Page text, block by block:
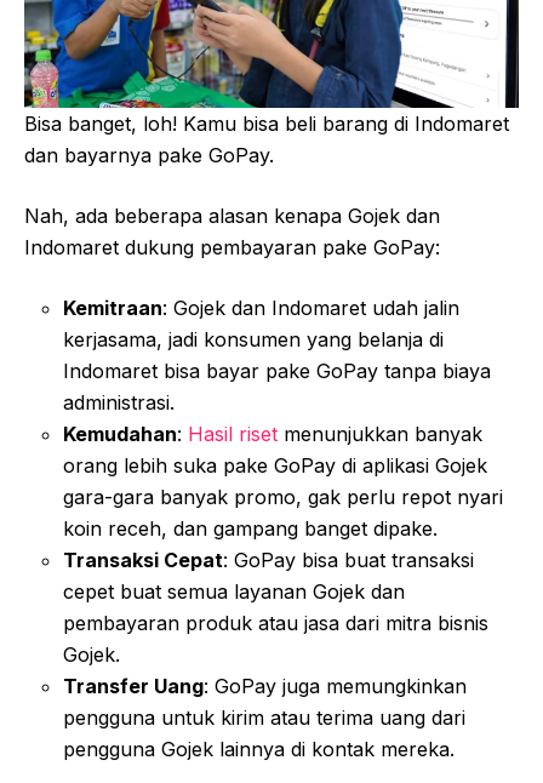
Bisa banget, loh! Kamu bisa beli barang di Indomaret
dan bayarnya pake GoPay.
Nah, ada beberapa alasan kenapa Gojek dan
Indomaret dukung pembayaran pake GoPay:
Kemitraan: Gojek dan Indomaret udah jalin
kerjasama, jadi konsumen yang belanja di
Indomaret bisa bayar pake GoPay tanpa biaya
administrasi.
Kemudahan: Hasil riset menunjukkan banyak
orang lebih suka pake GoPay di aplikasi Gojek
gara-gara banyak promo, gak perlu repot nyari
koin receh, dan gampang banget dipake.
Transaksi Cepat: GoPay bisa buat transaksi
cepet buat semua layanan Gojek dan
pembayaran produk atau jasa dari mitra bisnis
Gojek.
Transfer Uang: GoPay juga memungkinkan
pengguna untuk kirim atau terima uang dari
pengguna Gojek lainnya di kontak mereka.